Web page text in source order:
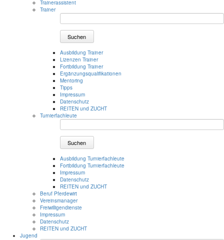
Trainerassistent
Trainer
Suchen
Ausbildung Trainer
Lizenzen Trainer
Fortbildung Trainer
Ergänzungsqualifikationen
Mentoring
Tipps
Impressum
Datenschutz
REITEN und ZUCHT
Turnierfachleute
Suchen
Ausbildung Turnierfachleute
Fortbildung Turnierfachleute
Impressum
Datenschutz
REITEN und ZUCHT
Beruf Pferdewirt
Vereinsmanager
Freiwilligendienste
Impressum
Datenschutz
REITEN und ZUCHT
Jugend